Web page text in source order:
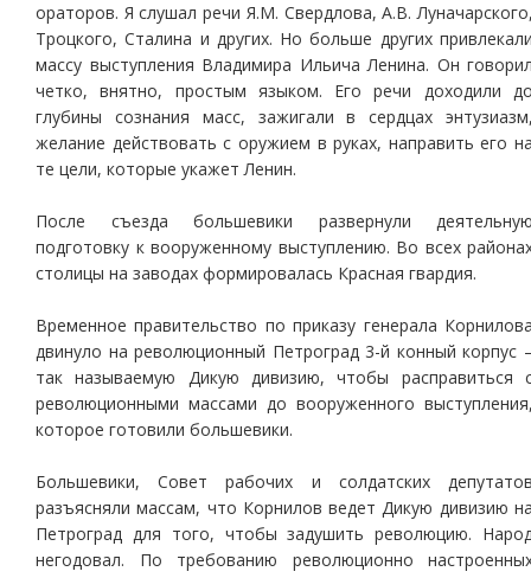
ораторов. Я слушал речи Я.М. Свердлова, А.В.
Троцкого, Сталина и других. Но больше других
массу выступления Владимира Ильича Ленина. Он
четко, внятно, простым языком. Его речи доходили
глубины сознания масс, зажигали в сердцах
желание действовать с оружием в руках, направить его
те цели, которые укажет Ленин.
После съезда большевики развернули
подготовку к вооруженному выступлению. Во всех
столицы на заводах формировалась Красная гвардия.
Временное правительство по приказу генерала
двинуло на революционный Петроград 3-й конный корпус
так называемую Дикую дивизию, чтобы расправиться
революционными массами до вооруженного
которое готовили большевики.
Большевики, Совет рабочих и солдатских
разъясняли массам, что Корнилов ведет Дикую дивизию
Петроград для того, чтобы задушить революцию.
негодовал. По требованию революционно